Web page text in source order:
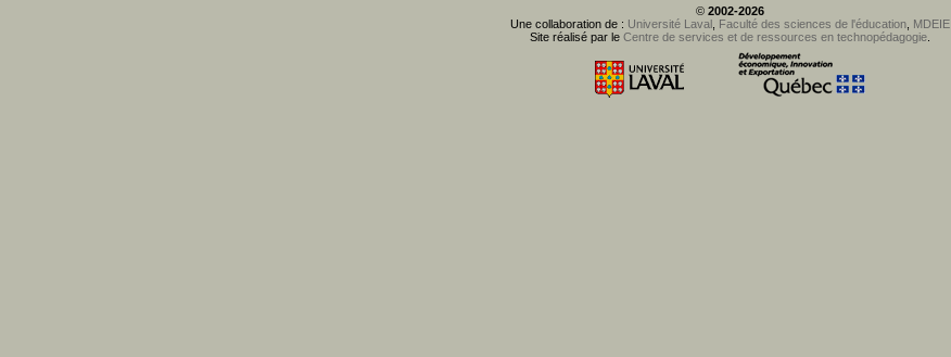
© 2002-2026
Une collaboration de : Université Laval, Faculté des sciences de l'éducation, MDEIE
Site réalisé par le Centre de services et de ressources en technopédagogie.